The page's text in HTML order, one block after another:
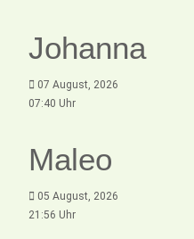
Johanna
07 August, 2026
07:40 Uhr
Maleo
05 August, 2026
21:56 Uhr